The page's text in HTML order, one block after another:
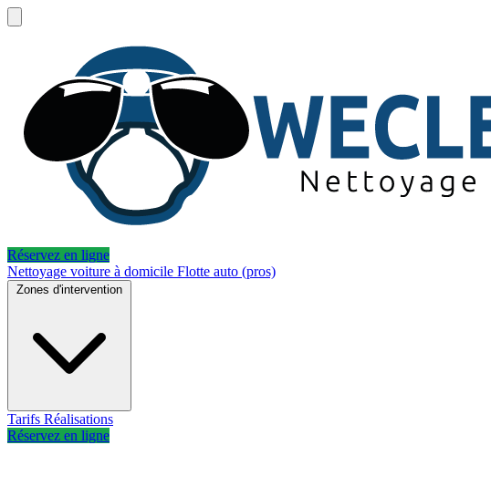
Réservez en ligne
Nettoyage voiture à domicile Flotte auto (pros)
Zones d'intervention
Tarifs Réalisations
Réservez en ligne